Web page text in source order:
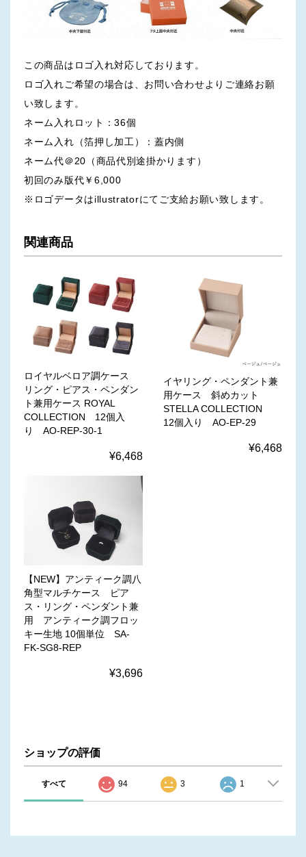
この商品はロゴ入れ対応しております。
ロゴ入れご希望の場合は、お問い合わせよりご連絡お願
い致します。
ネーム入れロット：36個
ネーム入れ（箔押し加工）：蓋内側
ネーム代＠20（商品代別途掛かります）
初回のみ版代￥6,000
※ロゴデータはillustratorにてご支給お願い致します。
関連商品
ロイヤルベロア調ケース
リング・ピアス・ペンダン
ト兼用ケース ROYAL
COLLECTION 12個入
り AO-REP-30-1
¥6,468
イヤリング・ペンダント兼
用ケース 斜めカット
STELLA COLLECTION
12個入り AO-EP-29
¥6,468
【NEW】アンティーク調八
角型マルチケース ピア
ス・リング・ペンダント兼
用 アンティーク調フロッ
キー生地 10個単位 SA-
FK-SG8-REP
¥3,696
ショップの評価
すべて 94 3 1